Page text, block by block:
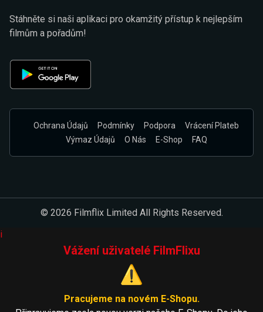
Stáhněte si naši aplikaci pro okamžitý přístup k nejlepším
filmům a pořadům!
Ochrana Údajů Podmínky Podpora
Vrácení Plateb
Výmaz Údajů
O Nás E-Shop FAQ
© 2026 Filmflix Limited All Rights Reserved.
i
Vážení uživatelé FilmFlixu
⚠️
Pracujeme na novém E-Shopu.